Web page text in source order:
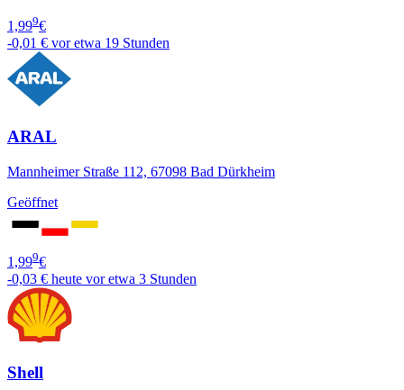
1,999€
-0,01 € vor etwa 19 Stunden
ARAL
Mannheimer Straße 112, 67098 Bad Dürkheim
Geöffnet
1,999€
-0,03 € heute vor etwa 3 Stunden
Shell